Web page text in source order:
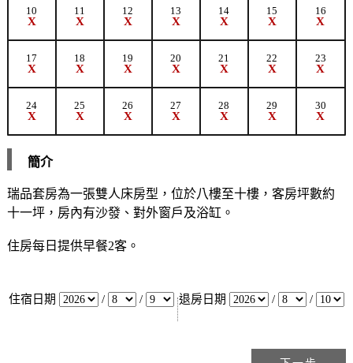
10
X
11
X
12
X
13
X
14
X
15
X
16
X
17
X
18
X
19
X
20
X
21
X
22
X
23
X
24
X
25
X
26
X
27
X
28
X
29
X
30
X
簡介
瑞品套房為一張雙人床房型，位於八樓至十樓，客房坪數約
十一坪，房內有沙發、對外窗戶及浴缸。
住房每日提供早餐2客。
住宿日期 / / 退房日期 / /